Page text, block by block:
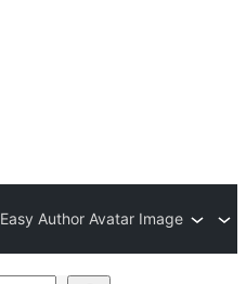
Easy Author Avatar Image